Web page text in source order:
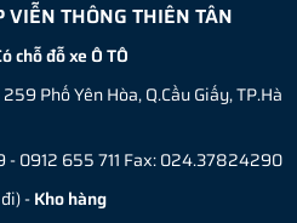
VIỄN THÔNG THIÊN TÂN
chỗ đỗ xe Ô TÔ
Phố Yên Hòa, Q.Cầu Giấy, TP.Hà
- 0912 655 711 Fax: 024.37824290
) -Kho hàng